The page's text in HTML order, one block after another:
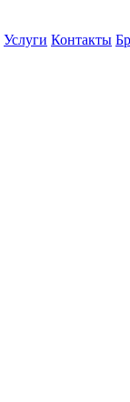
Услуги Контакты